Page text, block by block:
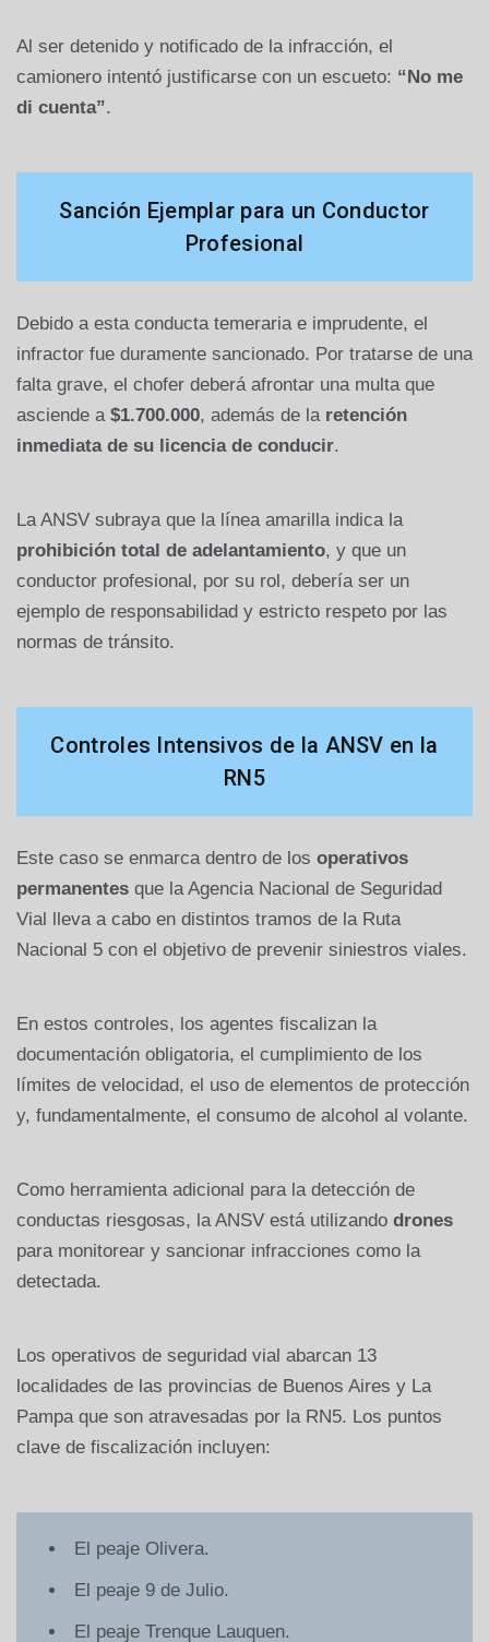
Al ser detenido y notificado de la infracción, el
camionero intentó justificarse con un escueto: “No me
di cuenta”.
Sanción Ejemplar para un Conductor
Profesional
Debido a esta conducta temeraria e imprudente, el
infractor fue duramente sancionado. Por tratarse de una
falta grave, el chofer deberá afrontar una multa que
asciende a $1.700.000, además de la retención
inmediata de su licencia de conducir.
La ANSV subraya que la línea amarilla indica la
prohibición total de adelantamiento, y que un
conductor profesional, por su rol, debería ser un
ejemplo de responsabilidad y estricto respeto por las
normas de tránsito.
Controles Intensivos de la ANSV en la
RN5
Este caso se enmarca dentro de los operativos
permanentes que la Agencia Nacional de Seguridad
Vial lleva a cabo en distintos tramos de la Ruta
Nacional 5 con el objetivo de prevenir siniestros viales.
En estos controles, los agentes fiscalizan la
documentación obligatoria, el cumplimiento de los
límites de velocidad, el uso de elementos de protección
y, fundamentalmente, el consumo de alcohol al volante.
Como herramienta adicional para la detección de
conductas riesgosas, la ANSV está utilizando drones
para monitorear y sancionar infracciones como la
detectada.
Los operativos de seguridad vial abarcan 13
localidades de las provincias de Buenos Aires y La
Pampa que son atravesadas por la RN5. Los puntos
clave de fiscalización incluyen:
El peaje Olivera.
El peaje 9 de Julio.
El peaje Trenque Lauquen.